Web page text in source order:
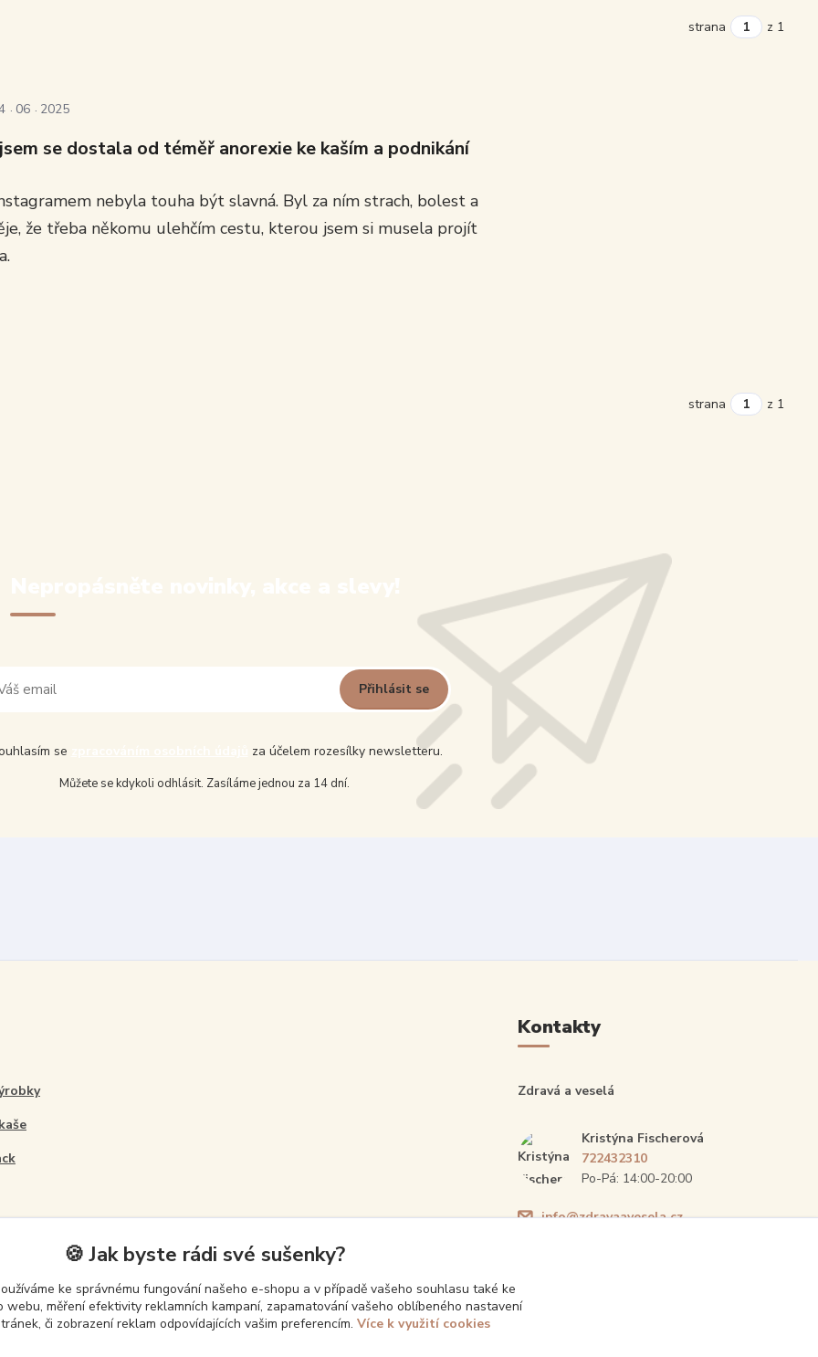
strana z 1
se dostala od téměř anorexie ke kaším a podnikání
06 2025
nebyla touha být slavná. Byl za ním strach, bolest a
že třeba někomu ulehčím cestu, kterou jsem si musela projít
strana z 1
Přihlásit se
se za účelem rozesílky newsletteru.
Můžete se kdykoli odhlásit. Zasíláme jednou za 14 dní.
Kontakty
Zdravá a veselá
Kristýna Fischerová
722432310
Po-Pá: 14:00-20:00
info@zdravaavesela.cz
🍪 Jak byste rádi své sušenky?
ke správnému fungování našeho e-shopu a v případě vašeho souhlasu také ke
měření efektivity reklamních kampaní, zapamatování vašeho oblíbeného nastavení
či zobrazení reklam odpovídajících vašim preferencím. Více k využití cookies